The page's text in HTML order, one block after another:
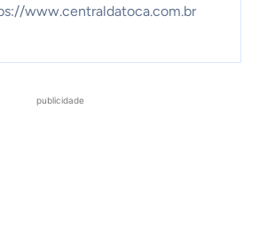
www.centraldatoca.com.br
publicidade